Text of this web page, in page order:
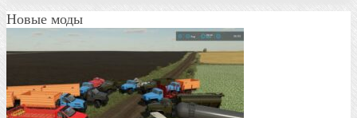
Новые моды